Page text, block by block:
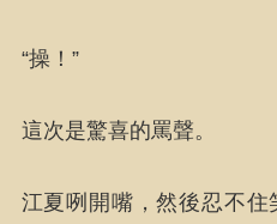
“操！”
這次是驚喜的罵聲。
江夏咧開嘴，然後忍不